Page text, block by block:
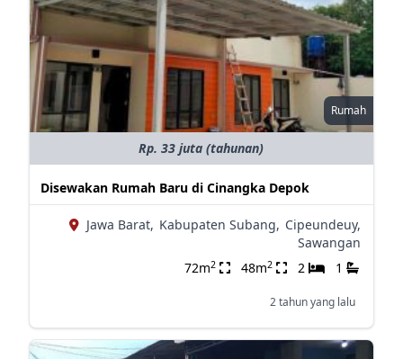
Rumah
Rp. 33 juta (tahunan)
Disewakan Rumah Baru di Cinangka Depok
Jawa Barat, Kabupaten Subang, Cipeundeuy,
Sawangan
72m2 48m2 2 1
2 tahun yang lalu